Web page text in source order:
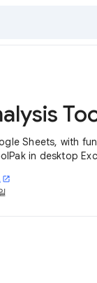
Sheets, with
in desktop
open_in_new